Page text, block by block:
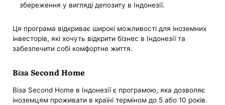
збереження у вигляді депозиту в Індонезії.
Ця програма відкриває широкі можливості для іноземних
інвесторів, які хочуть відкрити бізнес в Індонезії та
забезпечити собі комфортне життя.
Віза Second Home
Віза Second Home в Індонезії є програмою, яка дозволяє
іноземцям проживати в країні терміном до 5 або 10 років.